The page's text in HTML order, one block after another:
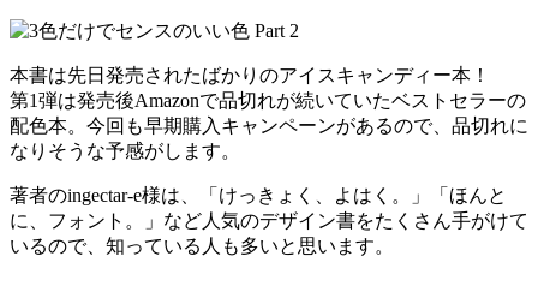
本書は先日発売されたばかりのアイスキャンディー本！
第1弾は発売後Amazonで品切れが続いていたベストセラーの
配色本。今回も早期購入キャンペーンがあるので、品切れに
なりそうな予感がします。
著者のingectar-e様は、「けっきょく、よはく。」「ほんと
に、フォント。」など人気のデザイン書をたくさん手がけて
いるので、知っている人も多いと思います。